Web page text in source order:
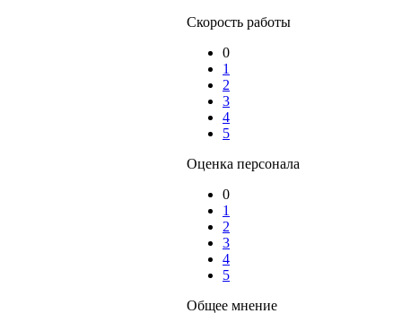
Скорость работы
0
1
2
3
4
5
Оценка персонала
0
1
2
3
4
5
Общее мнение